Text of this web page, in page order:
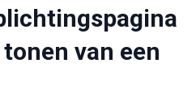
van een